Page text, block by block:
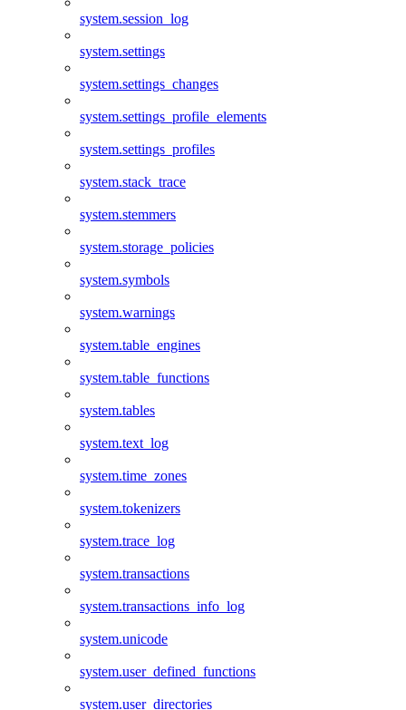
system.session_log
system.settings
system.settings_changes
system.settings_profile_elements
system.settings_profiles
system.stack_trace
system.stemmers
system.storage_policies
system.symbols
system.warnings
system.table_engines
system.table_functions
system.tables
system.text_log
system.time_zones
system.tokenizers
system.trace_log
system.transactions
system.transactions_info_log
system.unicode
system.user_defined_functions
system.user_directories